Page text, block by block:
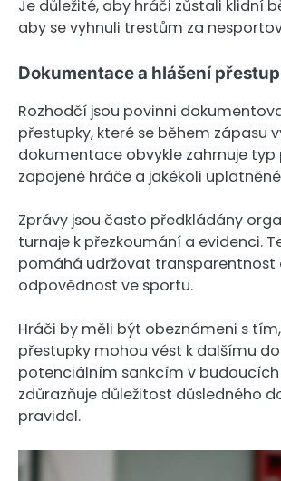
Je důležité, aby hráči zůstali klidní
aby se vyhnuli trestům za
Dokumentace a hlášení
Rozhodčí jsou povinni
přestupky, které se během zápasu
dokumentace obvykle zahrnuje typ
zapojené hráče a jakékoli
Zprávy jsou často předkládány
turnaje k přezkoumání a evidenci.
pomáhá udržovat transparentnost
odpovědnost ve sportu.
Hráči by měli být obeznámeni s
přestupky mohou vést k dalšímu
potenciálním sankcím v budoucích
zdůrazňuje důležitost důsledného
pravidel.